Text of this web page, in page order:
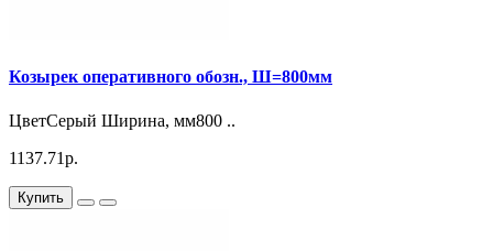
Козырек оперативного обозн., Ш=800мм
ЦветСерый Ширина, мм800 ..
1137.71р.
Купить